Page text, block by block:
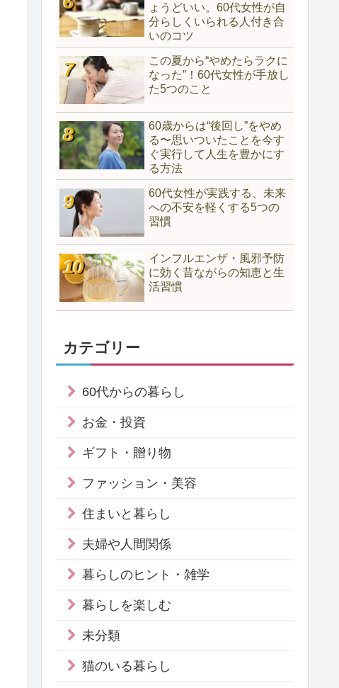
ょうどいい。60代女性が自
分らしくいられる人付き合
いのコツ
この夏から“やめたらラクに
なった”！60代女性が手放し
た5つのこと
60歳からは“後回し”をやめ
る〜思いついたことを今す
ぐ実行して人生を豊かにす
る方法
60代女性が実践する、未来
への不安を軽くする5つの
習慣
インフルエンザ・風邪予防
に効く昔ながらの知恵と生
活習慣
カテゴリー
60代からの暮らし
お金・投資
ギフト・贈り物
ファッション・美容
住まいと暮らし
夫婦や人間関係
暮らしのヒント・雑学
暮らしを楽しむ
未分類
猫のいる暮らし